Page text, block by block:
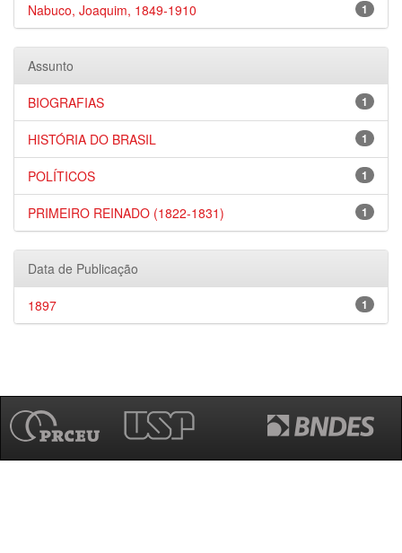
1
Nabuco, Joaquim, 1849-1910
Assunto
1
BIOGRAFIAS
1
HISTÓRIA DO BRASIL
1
POLÍTICOS
1
PRIMEIRO REINADO (1822-1831)
Data de Publicação
1
1897